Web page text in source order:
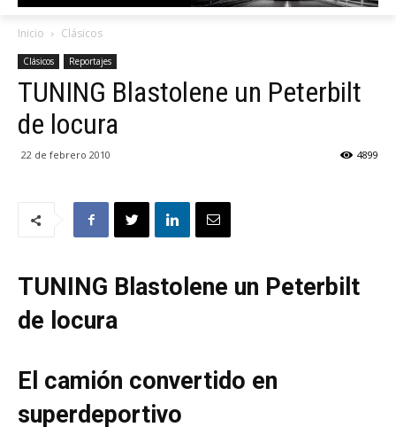
Inicio Clásicos
Clásicos Reportajes
TUNING Blastolene un Peterbilt
de locura
22 de febrero 2010 4899
TUNING Blastolene un Peterbilt
de locura
El camión convertido en
superdeportivo